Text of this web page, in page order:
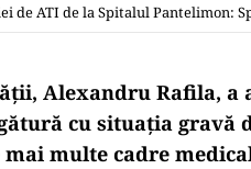
de ATI de la Spitalul
Alexandru Rafila, a
cu situația gravă
multe cadre